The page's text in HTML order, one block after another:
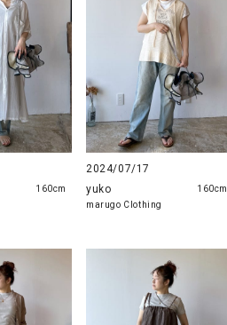
160cm
2024/07/17
yuko
marugo Clothing
160cm